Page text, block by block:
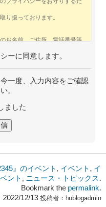
ーに同意します。
一度、入力内容をご確認
。
ました
』のイベント , イベント , イ
ント , ニュース・トピックス.
Bookmark the permalink.
2022/12/13 投稿者： hublogadmin